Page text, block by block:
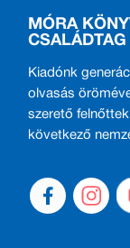
MÓRA
CSALÁDTAG
Kiadónk
olvasás
szerető
következő